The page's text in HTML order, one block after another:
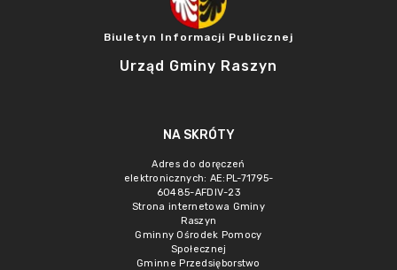
Biuletyn Informacji Publicznej
Urząd Gminy Raszyn
NA SKRÓTY
Adres do doręczeń
elektronicznych: AE:PL-71795-
60485-AFDIV-23
Strona internetowa Gminy
Raszyn
Gminny Ośrodek Pomocy
Społecznej
Gminne Przedsięborstwo